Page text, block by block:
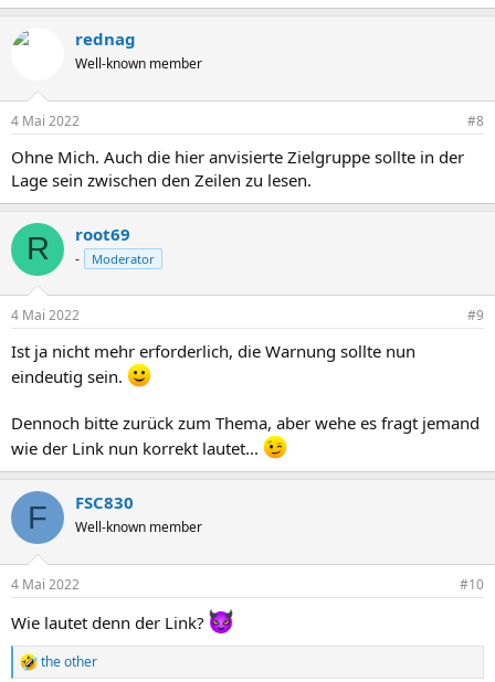
rednag
Well-known member
4 Mai 2022 #8
Ohne Mich. Auch die hier anvisierte Zielgruppe sollte in der
Lage sein zwischen den Zeilen zu lesen.
R root69
- Moderator
4 Mai 2022 #9
Ist ja nicht mehr erforderlich, die Warnung sollte nun
eindeutig sein.
Dennoch bitte zurück zum Thema, aber wehe es fragt jemand
wie der Link nun korrekt lautet...
F FSC830
Well-known member
4 Mai 2022 #10
Wie lautet denn der Link?
R
the other